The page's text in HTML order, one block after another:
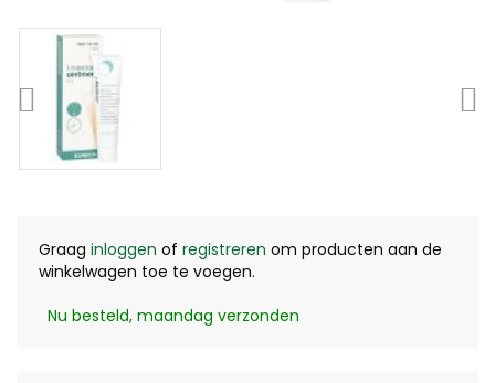
Graag inloggen of registreren om producten aan de
winkelwagen toe te voegen.
Nu besteld, maandag verzonden